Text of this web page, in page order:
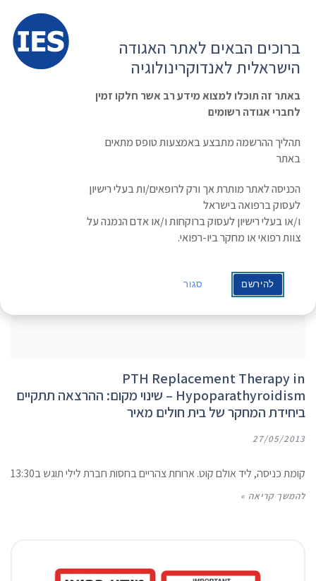
הרשמה ועדכון נתונים
כניסת חברים
ראשי » תעוד מפגש
NIH
PTH Replacement Therapy in
Hypoparathyroidism – שינוי מקום: ההרצאה תתקיים
ביחידת המחקר של בית חולים מאיר
27/05/2013
קומת כניסה, ליד אולם קוט. ארוחת צהריים בחסות חברת לילי תוגש ב13:30
להמשך קריאה »
ברוכים הבאים לאתר האגודה
הישראלית לאנדוקרינולוגיה
באתר זה תוכלו למצוא מידע רב אשר חלקו זמין
לחברי אגודה רשומים
תהליך ההרשמה מתבצע באמצעות טופס מתאים
באתר
הכניסה לאתר מותרת אך ורק לרופאים/ות בעלי רישיון
לעסוק ברפואה בישראל
ו/או בעלי רישיון לעסוק ברוקחות ו/או אדם הנמנה על
צוות רפואי או מחקר ביו-רפואי.
להירשם סגור